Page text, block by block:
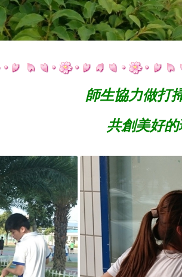
師生協力做打
共創美好的